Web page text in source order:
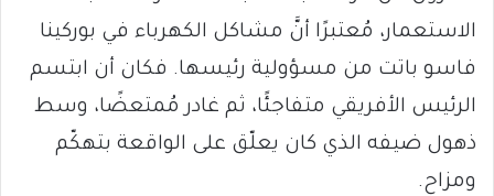
الاستعمار، مُعتبرًا أنَّ مشاكل الكهرباء في بوركينا
فاسو باتت من مسؤولية رئيسها. فكان أن ابتسم
الرئيس الأفريقي متفاجئًا، ثم غادر مُمتعضًا، وسط
ذهول ضيفه الذي كان يعلّق على الواقعة بتهكّم
ومزاح.